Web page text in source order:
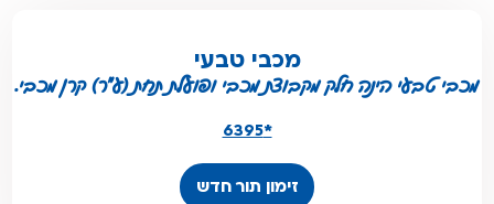
מכבי טבעי
מכבי טבעי הינה חלק מקבוצת מכבי ופועלת תחת (ע"ר) קרן מכבי.
*6395
זימון תור חדש